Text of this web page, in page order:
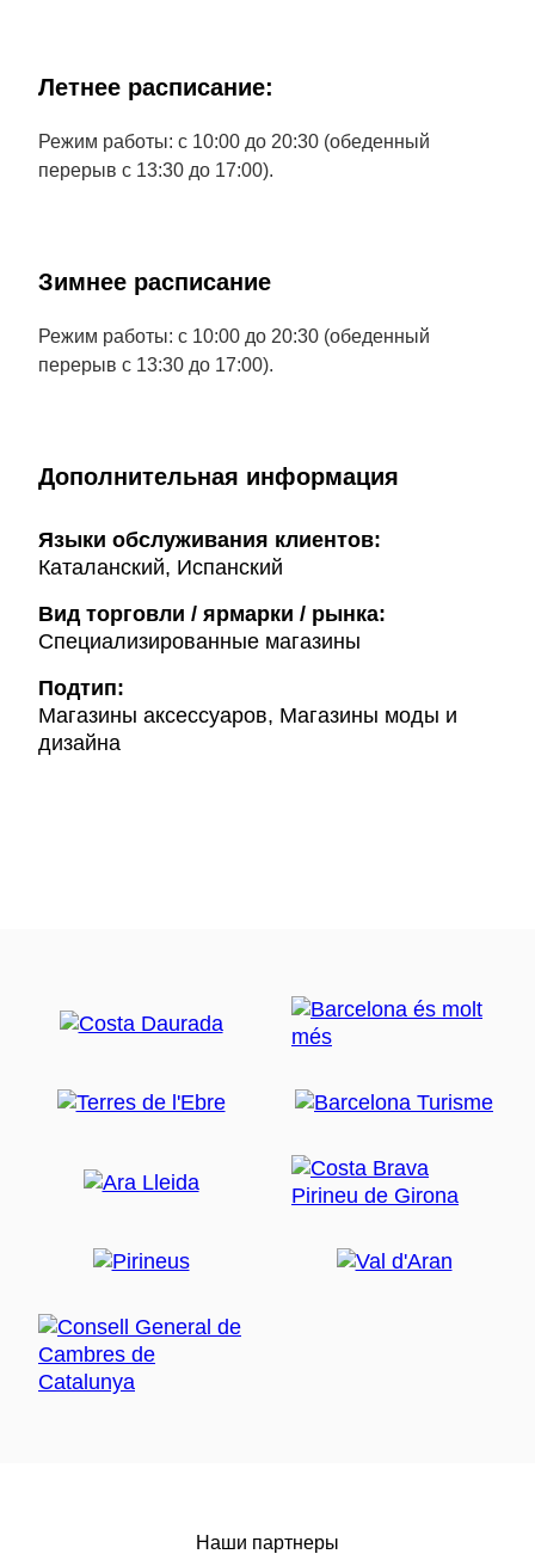
Летнее расписание:
Режим работы: с 10:00 до 20:30 (обеденный
перерыв с 13:30 до 17:00).
Зимнее расписание
Режим работы: с 10:00 до 20:30 (обеденный
перерыв с 13:30 до 17:00).
Дополнительная информация
Языки обслуживания клиентов:
Каталанский, Испанский
Вид торговли / ярмарки / рынка:
Специализированные магазины
Подтип:
Магазины аксессуаров, Магазины моды и
дизайна
Наши партнеры